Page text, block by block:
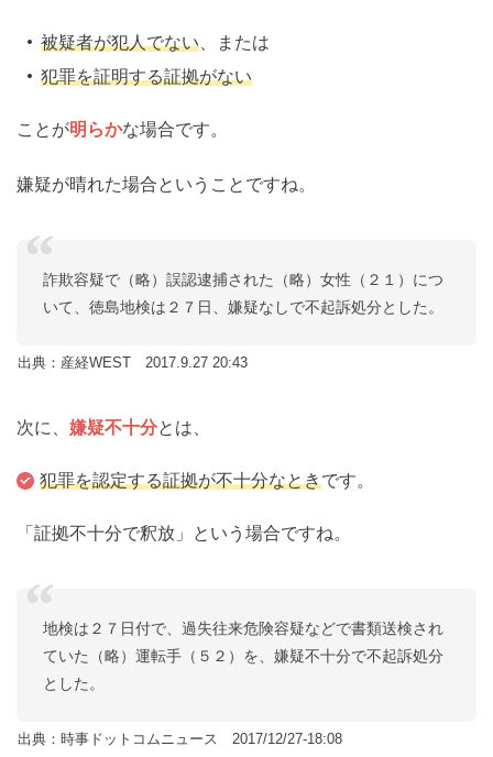
被疑者が犯人でない、または
犯罪を証明する証拠がない
ことが明らかな場合です。
嫌疑が晴れた場合ということですね。
詐欺容疑で（略）誤認逮捕された（略）女性（２１）につ
いて、徳島地検は２７日、嫌疑なしで不起訴処分とした。
出典：産経WEST 2017.9.27 20:43
次に、 嫌疑不十分とは、
犯罪を認定する証拠が不十分なときです。
「証拠不十分で釈放」という場合ですね。
地検は２７日付で、過失往来危険容疑などで書類送検され
ていた（略）運転手（５２）を、嫌疑不十分で不起訴処分
とした。
出典：時事ドットコムニュース 2017/12/27-18:08